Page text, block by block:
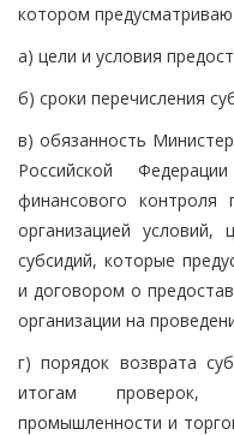
котором
а) цели и условия
б) сроки перечисления
в) обязанность
Российской
финансового контроля
организацией условий,
субсидий, которые
и договором о
организации на
г) порядок возврата
итогам проверок,
промышленности и